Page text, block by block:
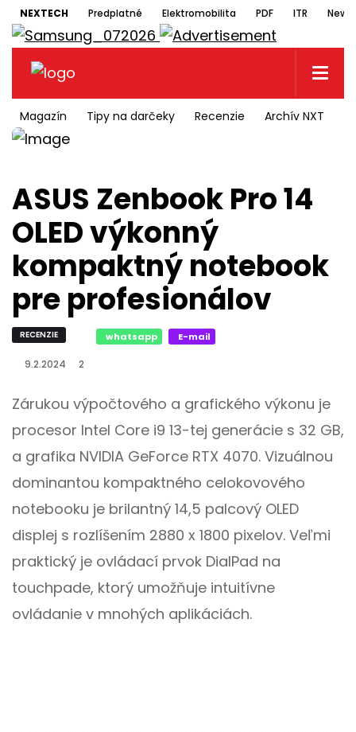
NEXTECH Predplatné Elektromobilita PDF ITR
Magazín Tipy na darčeky Recenzie Archív NXT
ASUS Zenbook Pro 14
OLED výkonný
kompaktný notebook
pre profesionálov
RECENZIE whatsapp E-mail
9.2.2024 2
Zárukou výpočtového a grafického výkonu je
procesor Intel Core i9 13-tej generácie s 32 GB,
a grafika NVIDIA GeForce RTX 4070. Vizuálnou
dominantou kompaktného celokovového
notebooku je brilantný 14,5 palcový OLED
displej s rozlíšením 2880 x 1800 pixelov. Veľmi
praktický je ovládací prvok DialPad na
touchpade, ktorý umožňuje intuitívne
ovládanie v mnohých aplikáciách.